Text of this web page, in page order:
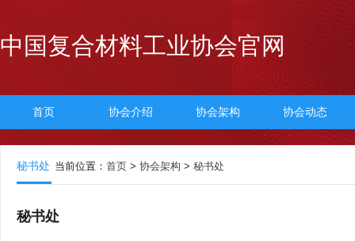
中国复合材料工业协会官网
首页 协会介绍 协会架构 协会动态
秘书处 当前位置： 首页 > 协会架构 > 秘书处
秘书处